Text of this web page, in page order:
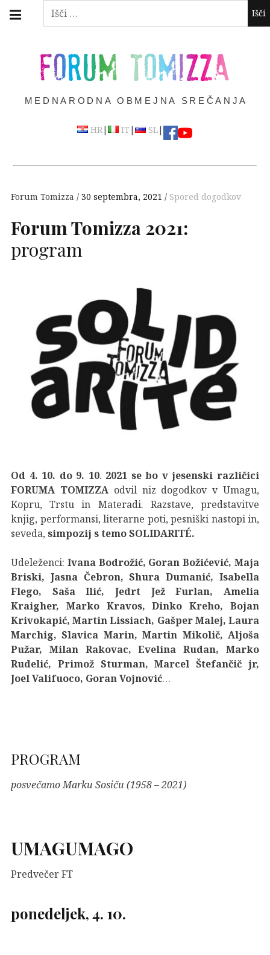
Išči:
Skip
FORUM TOMIZZA
MEDNARODNA OBMEJNA SREČANJA
HR| IT | SL|
navigation
Forum Tomizza 30 septembra, 2021 Spored dogodkov
Forum Tomizza 2021:
program
Od 4. 10. do 9. 10. 2021 se bo v jesenski različici
FORUMA TOMIZZA odvil niz dogodkov v Umagu,
Kopru, Trstu in Materadi. Razstave, predstavitve
knjig, performansi, literarne poti, pesniški nastopi in,
seveda, simpozij s temo SOLIDARITÉ.
Udeleženci: Ivana Bodrožić, Goran Božićević, Maja
Briski, Jasna Čebron, Shura Dumanić, Isabella
Flego, Saša Ilić, Jedrt Jež Furlan, Amelia
Kraigher, Marko Kravos, Dinko Kreho, Bojan
Krivokapić, Martin Lissiach, Gašper Malej, Laura
Marchig, Slavica Marin, Martin Mikolič, Aljoša
Pužar, Milan Rakovac, Evelina Rudan, Marko
Rudelić, Primož Sturman, Marcel Štefančič jr,
Joel Valifuoco, Goran Vojnović…
PROGRAM
posvečamo Marku Sosiču (1958 – 2021)
UMAGUMAGO
Predvečer FT
ponedeljek, 4. 10.